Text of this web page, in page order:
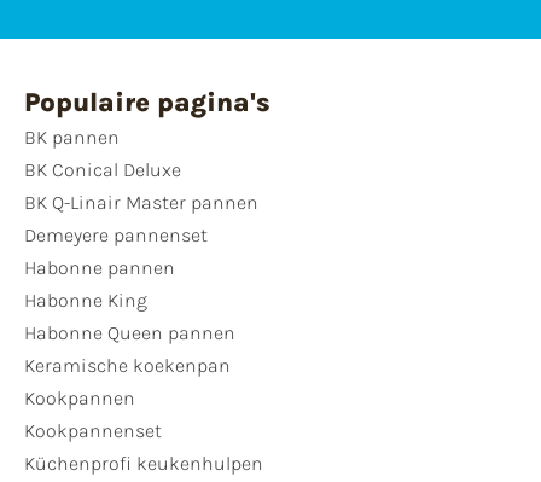
Populaire pagina's
BK pannen
BK Conical Deluxe
BK Q-Linair Master pannen
Demeyere pannenset
Habonne pannen
Habonne King
Habonne Queen pannen
Keramische koekenpan
Kookpannen
Kookpannenset
Küchenprofi keukenhulpen